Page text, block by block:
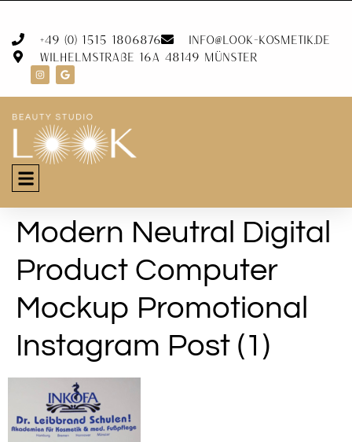
+49 (0) 1515 1806876
info@look-kosmetik.de
Wilhelmstraße 16A 48149 Münster
Modern Neutral Digital
Product Computer
Mockup Promotional
Instagram Post (1)